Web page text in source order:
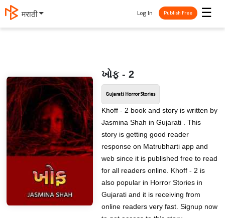
मराठी ☰
Log In Publish Free
ખોફ - 2
Gujarati Horror Stories
Khoff - 2 book and story is written by
Jasmina Shah in Gujarati . This
story is getting good reader
response on Matrubharti app and
web since it is published free to read
for all readers online. Khoff - 2 is
also popular in Horror Stories in
Gujarati and it is receiving from
online readers very fast. Signup now